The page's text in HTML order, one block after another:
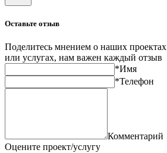
Оставьте отзыв
Поделитесь мнением о наших проектах
или услугах, нам важен каждый отзыв
*Имя
*Телефон
Комментарий
Оцените проект/услугу